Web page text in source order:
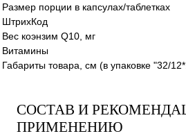
Размер порции в капсулах/таблетках
ШтрихКод
Вес коэнзим Q10, мг
Витамины
Габариты товара, см (в упаковке "32/
СОСТАВ И
ПРИМЕНЕНИЮ